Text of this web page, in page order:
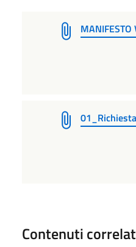
MANIFESTO
Contenuti